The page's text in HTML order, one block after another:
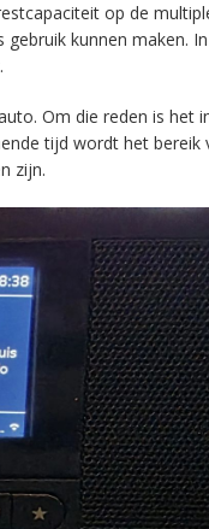
op de
kunnen maken.
Om die reden is het
tijd wordt het bereik
zijn.